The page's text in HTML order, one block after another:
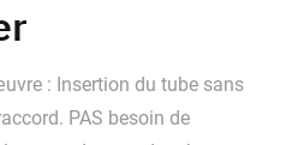
: Insertion du tube sans
PAS besoin de